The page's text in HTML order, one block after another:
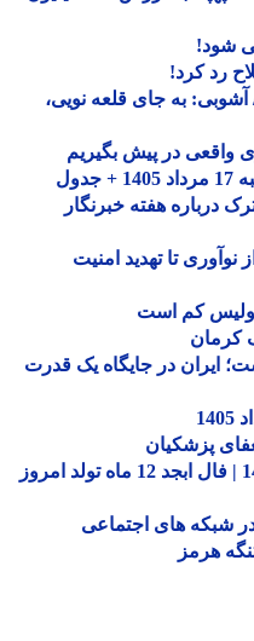
کرد!
به جای قلعه نویی،
در پیش بگیریم
هفته خبرنگار
تا تهدید امنیت
کم است
در جایگاه یک قدرت
پزشکیان
فال ابجد امروز شنبه 17 مرداد 1405 | فال ابجد 12 ماه تولد امروز
های اجتماعی
هرمز